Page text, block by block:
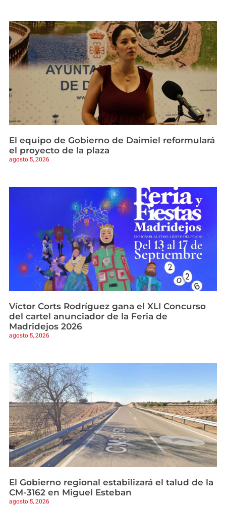
El equipo de Gobierno de Daimiel reformulará
el proyecto de la plaza
agosto 5, 2026
Víctor Corts Rodríguez gana el XLI Concurso
del cartel anunciador de la Feria de
Madridejos 2026
agosto 5, 2026
El Gobierno regional estabilizará el talud de la
CM-3162 en Miguel Esteban
agosto 5, 2026